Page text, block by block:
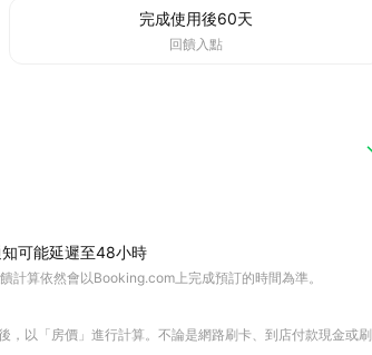
完成使用後60天
回饋入點
可能延遲至48小時
計算依然會以Booking.com上完成預訂的時間為準。
以「房價」進行計算。不論是網路刷卡、到店付款現金或刷